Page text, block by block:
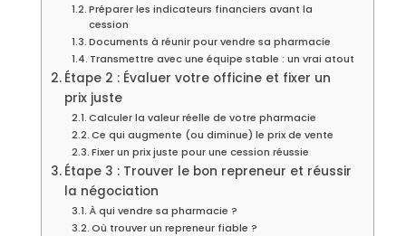
Préparer les indicateurs financiers avant la
cession
Documents à réunir pour vendre sa pharmacie
Transmettre avec une équipe stable : un vrai atout
Étape 2 : Évaluer votre officine et fixer un
prix juste
Calculer la valeur réelle de votre pharmacie
Ce qui augmente (ou diminue) le prix de vente
Fixer un prix juste pour une cession réussie
Étape 3 : Trouver le bon repreneur et réussir
la négociation
À qui vendre sa pharmacie ?
Où trouver un repreneur fiable ?